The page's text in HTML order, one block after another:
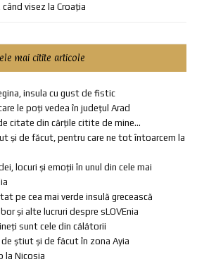
când visez la Croația
mai citite articole
insula cu gust de fistic
le poți vedea în județul Arad
citate din cărțile citite de mine...
și de făcut, pentru care ne tot întoarcem la
locuri și emoții în unul din cele mai
pe cea mai verde insulă grecească
și alte lucruri despre sLOVEnia
sunt cele din călătorii
de știut și de făcut în zona Ayia
la Nicosia